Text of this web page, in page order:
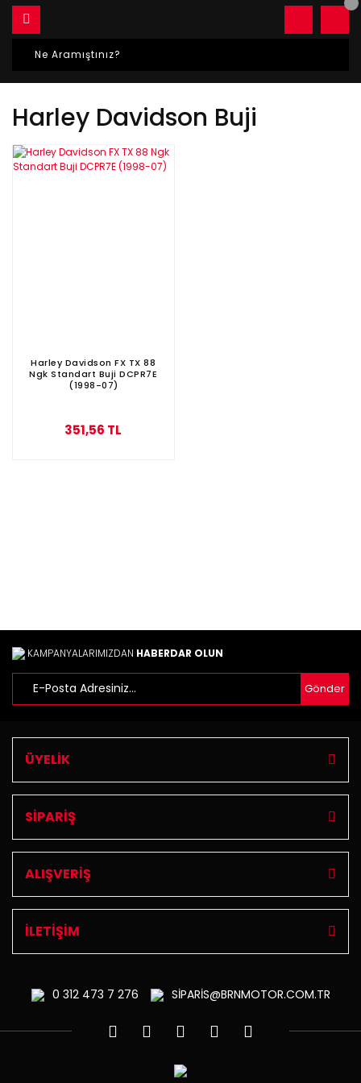
Harley Davidson Buji
Harley Davidson FX TX 88
Ngk Standart Buji DCPR7E
(1998-07)
351,56 TL
KAMPANYALARIMIZDAN HABERDAR OLUN
Gönder
ÜYELİK
SİPARİŞ
ALIŞVERİŞ
İLETİŞİM
0 312473 7 276 SİPARİS@BRNMOTOR.COM.TR